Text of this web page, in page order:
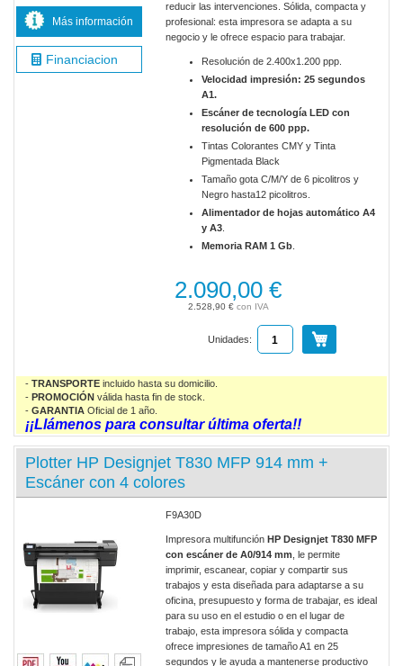
Más información
Financiacion
reducir las intervenciones. Sólida, compacta y
profesional: esta impresora se adapta a su
negocio y le ofrece espacio para trabajar.
Resolución de 2.400x1.200 ppp.
Velocidad impresión: 25 segundos
A1.
Escáner de tecnología LED con
resolución de 600 ppp.
Tintas Colorantes CMY y Tinta
Pigmentada Black
Tamaño gota C/M/Y de 6 picolitros y
Negro hasta12 picolitros.
Alimentador de hojas automático A4
y A3
Memoria RAM 1 Gb
2.528,90 €
2.090,00 €
Unidades:
- TRANSPORTE incluido hasta su domicilio.
- PROMOCIÓN válida hasta fin de stock.
- GARANTIA Oficial de 1 año.
¡¡Llámenos para consultar última oferta!!
Plotter HP Designjet T830 MFP 914 mm +
Escáner con 4 colores
F9A30D
Impresora multifunción HP Designjet T830 MFP
con escáner de A0/914 mm , le permite
imprimir, escanear, copiar y compartir sus
trabajos y esta diseñada para adaptarse a su
oficina, presupuesto y forma de trabajar, es ideal
para su uso en el estudio o en el lugar de
trabajo, esta impresora sólida y compacta
ofrece impresiones de tamaño A1 en 25
segundos y le ayuda a mantenerse productivo